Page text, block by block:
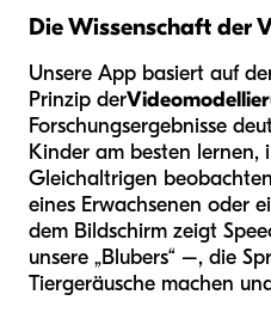
Die Wissenschaft der
Unsere App basiert auf
Prinzip der
Forschungsergebnisse
Kinder am besten lernen,
Gleichaltrigen
eines Erwachsenen oder
dem Bildschirm zeigt
unsere „Blubers“ –, die
Tiergeräusche machen